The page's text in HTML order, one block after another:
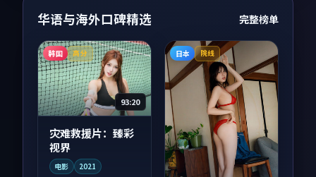
华语与海外口碑精选 完整榜单
韩国 高分
93:20
灾难救援片：臻彩
视界
电影 2021
日本 院线